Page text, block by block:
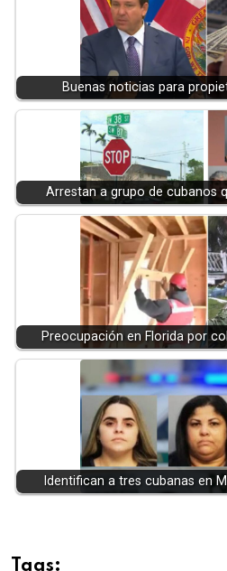
Buenas noticias para
Arrestan a grupo de cubanos
Preocupación en Florida por
Identifican a tres cubanas en
Tags: